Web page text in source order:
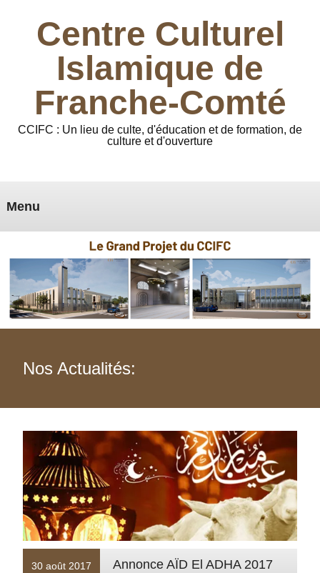
Centre Culturel
Islamique de
Franche-Comté
CCIFC : Un lieu de culte, d'éducation et de formation, de
culture et d'ouverture
Menu
Nos Actualités:
30 août 2017 Annonce AÏD El ADHA 2017